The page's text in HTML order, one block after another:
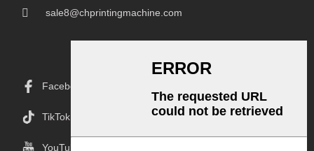
sale8@chprintingmachine.com
Facebook
TikTok
YouTube